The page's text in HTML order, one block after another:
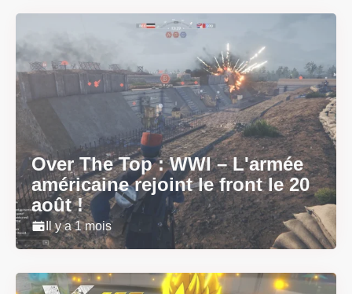
Over The Top : WWI – L'armée
américaine rejoint le front le 20
août !
Il y a 1 mois